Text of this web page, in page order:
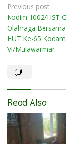
Post
navigation
Previous post
Kodim 1002/HST
Olahraga
HUT Ke-65 Kodam
VI/Mulawarman
Read Also